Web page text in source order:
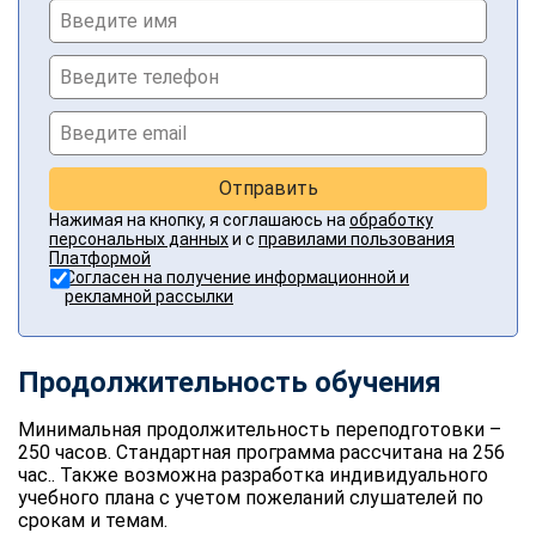
Отправить
Нажимая на кнопку, я соглашаюсь на обработку
персональных данныхи с правилами пользования
Платформой
Согласен на получение информационной и
рекламной рассылки
Продолжительность обучения
Минимальная продолжительность переподготовки –
250 часов. Стандартная программа рассчитана на 256
час.. Также возможна разработка индивидуального
учебного плана с учетом пожеланий слушателей по
срокам и темам.